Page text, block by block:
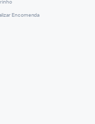
Encomenda